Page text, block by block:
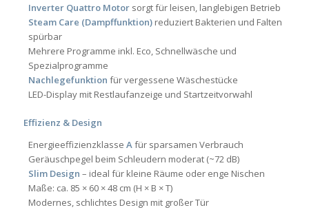
Inverter Quattro Motorsorgt für leisen, langlebigen Betrieb
Steam Care (Dampffunktion)reduziert Bakterien und Falten
spürbar
Mehrere Programme inkl. Eco, Schnellwäsche und
Spezialprogramme
Nachlegefunktion für vergessene Wäschestücke
LED-Display mit Restlaufanzeige und Startzeitvorwahl
Effizienz & Design
Energieeffizienzklasse Afür sparsamen Verbrauch
Geräuschpegel beim Schleudern moderat (~72 dB)
Slim Design – ideal für kleine Räume oder enge Nischen
Maße: ca. 85 × 60 × 48 cm (H × B × T)
Modernes, schlichtes Design mit großer Tür